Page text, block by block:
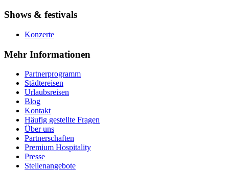
Shows & festivals
Konzerte
Mehr Informationen
Partnerprogramm
Städtereisen
Urlaubsreisen
Blog
Kontakt
Häufig gestellte Fragen
Über uns
Partnerschaften
Premium Hospitality
Presse
Stellenangebote